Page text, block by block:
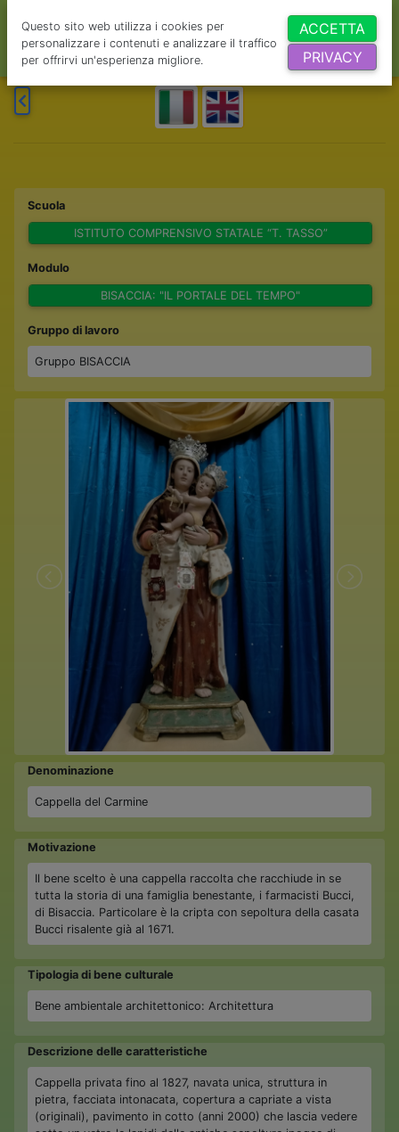
Questo sito web utilizza i cookies per
personalizzare i contenuti e analizzare il traffico
per offrirvi un'esperienza migliore.
ACCETTA
PRIVACY
Scuola
ISTITUTO COMPRENSIVO STATALE “T. TASSO”
Modulo
BISACCIA: "IL PORTALE DEL TEMPO"
Gruppo di lavoro
Gruppo BISACCIA
Denominazione
Cappella del Carmine
Motivazione
Il bene scelto è una cappella raccolta che racchiude in se
tutta la storia di una famiglia benestante, i farmacisti Bucci,
di Bisaccia. Particolare è la cripta con sepoltura della casata
Bucci risalente già al 1671.
Tipologia di bene culturale
Bene ambientale architettonico: Architettura
Descrizione delle caratteristiche
Cappella privata fino al 1827, navata unica, struttura in
pietra, facciata intonacata, copertura a capriate a vista
(originali), pavimento in cotto (anni 2000) che lascia vedere